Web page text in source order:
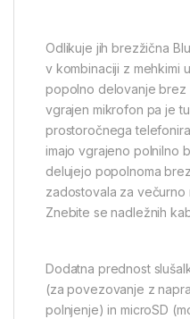
Odlikuje jih brezžična
v kombinaciji z mehkimi
popolno delovanje brez
vgrajen mikrofon pa je
prostoročnega
imajo vgrajeno polnilno
delujejo popolnoma
zadostovala za
Znebite se nadležnih
Dodatna prednost
(za povezovanje z
polnjenje) in microSD